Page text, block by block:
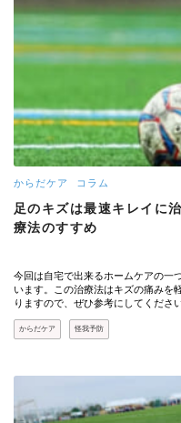
からだケア コラム
足のキズは最速キレイに
療法のすすめ
今回は自宅で出来るホームケアの一
います。この治療法はキズの痛みを
りますので、ぜひ参考にしてくださ
からだケア 怪我予防